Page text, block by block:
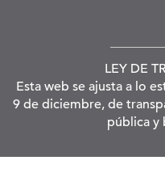
LEY DE
Esta web se ajusta a lo
9 de diciembre, de
pública y